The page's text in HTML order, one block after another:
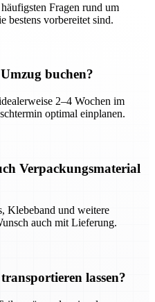
Fragen rund um
bestens vorbereitet sind.
buchen?
2–4 Wochen im
optimal einplanen.
Verpackungsmaterial
Klebeband und weitere
auch mit Lieferung.
lassen?